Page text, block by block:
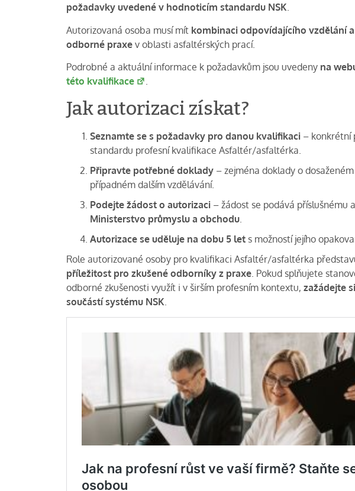
požadavky uvedené v hodnoticím standardu NSK.
Autorizovaná osoba musí mít kombinaci odpovídajícího vzdělání
odborné praxe v oblasti asfaltérských prací.
Podrobné a aktuální informace k požadavkům jsou uvedeny na
této kvalifikace
.
Jak autorizaci získat?
Seznamte se s požadavky pro danou kvalifikaci – konkrétní
standardu profesní kvalifikace Asfaltér/asfaltérka.
Připravte potřebné doklady – zejména doklady o
případném dalším vzdělávání.
Podejte žádost o autorizaci – žádost se podává příslušnému
Ministerstvo průmyslu a obchodu
Autorizace se uděluje na dobu 5 let s možností jejího
Role autorizované osoby pro kvalifikaci Asfaltér/asfaltérka
příležitost pro zkušené odborníky z praxe . Pokud splňujete
odborné zkušenosti využít i v širším profesním kontextu, zažádejte
součástí systému NSK